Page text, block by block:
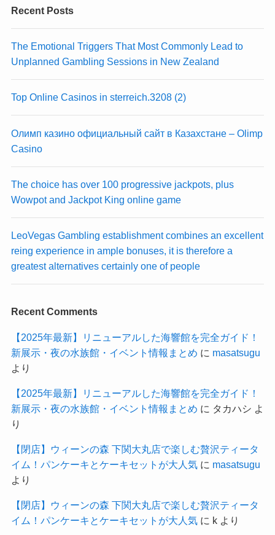
Recent Posts
The Emotional Triggers That Most Commonly Lead to
Unplanned Gambling Sessions in New Zealand
Top Online Casinos in sterreich.3208 (2)
Олимп казино официальный сайт в Казахстане – Olimp
Casino
The choice has over 100 progressive jackpots, plus
Wowpot and Jackpot King online game
LeoVegas Gambling establishment combines an excellent
reing experience in ample bonuses, it is therefore a
greatest alternatives certainly one of people
Recent Comments
【2025年最新】リニューアルした海響館を完全ガイド！
新展示・夜の水族館・イベント情報まとめ に masatsugu
より
【2025年最新】リニューアルした海響館を完全ガイド！
新展示・夜の水族館・イベント情報まとめ に タカハシ よ
り
【閉店】ウィーンの森 下関大丸店で楽しむ贅沢ティータ
イム！パンケーキとケーキセットが大人気に masatsugu
より
【閉店】ウィーンの森 下関大丸店で楽しむ贅沢ティータ
イム！パンケーキとケーキセットが大人気に kより